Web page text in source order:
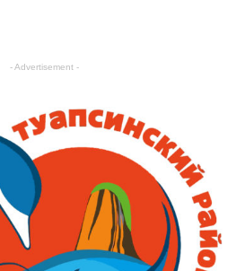
- Advertisement -